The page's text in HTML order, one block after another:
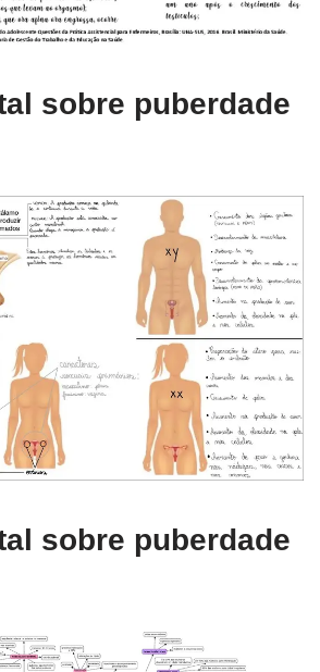
sobre puberdade
sobre puberdade